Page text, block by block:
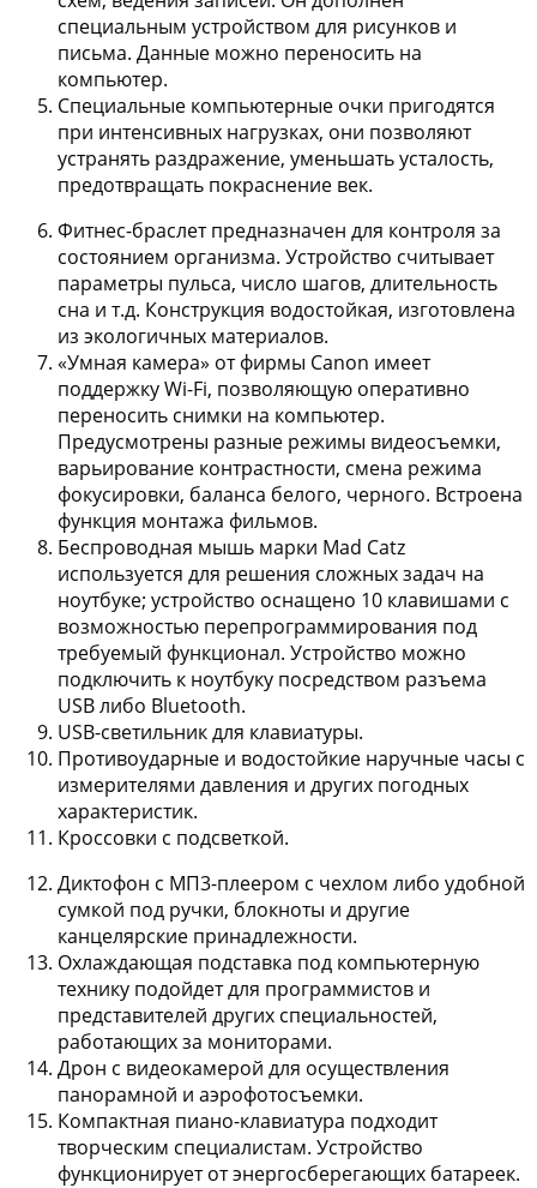
специальным устройством для рисунков и
письма. Данные можно переносить на
компьютер.
Специальные компьютерные очки пригодятся
при интенсивных нагрузках, они позволяют
устранять раздражение, уменьшать усталость,
предотвращать покраснение век.
Фитнес-браслетпредназначен для контроля за
состоянием организма. Устройство считывает
параметры пульса, число шагов, длительность
сна и т.д. Конструкция водостойкая, изготовлена
из экологичных материалов.
«Умная камера» от фирмы Canon имеет
поддержку Wi-Fi, позволяющую оперативно
переносить снимки на компьютер.
Предусмотрены разные режимы видеосъемки,
варьирование контрастности, смена режима
фокусировки, баланса белого, черного. Встроена
функция монтажа фильмов.
Беспроводная мышь марки Mad Catz
используется для решения сложных задач на
ноутбуке; устройство оснащено 10 клавишами с
возможностью перепрограммирования под
требуемый функционал. Устройство можно
подключить к ноутбуку посредством разъема
USB либо Bluetooth.
USB-светильник для клавиатуры.
Противоударные и водостойкие наручные часы с
измерителями давления и других погодных
характеристик.
Кроссовки с подсветкой.
Диктофон с МП3-плеером с чехлом либо удобной
сумкой под ручки, блокноты и другие
канцелярские принадлежности.
Охлаждающая подставка под компьютерную
технику подойдет для программистов и
представителей других специальностей,
работающих за мониторами.
Дрон с видеокамерой для осуществления
панорамной и аэрофотосъемки.
Компактная пиано-клавиатура подходит
творческим специалистам. Устройство
функционирует от энергосберегающих батареек.